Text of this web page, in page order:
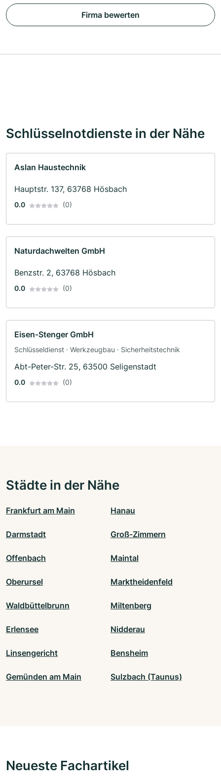
Firma bewerten
Schlüsselnotdienste in der Nähe
Aslan Haustechnik
Hauptstr. 137, 63768 Hösbach
0.0 (0)
Naturdachwelten GmbH
Benzstr. 2, 63768 Hösbach
0.0 (0)
Eisen-Stenger GmbH
Schlüsseldienst · Werkzeugbau · Sicherheitstechnik
Abt-Peter-Str. 25, 63500 Seligenstadt
0.0 (0)
Städte in der Nähe
Frankfurt am Main Hanau
Darmstadt Groß-Zimmern
Offenbach Maintal
Oberursel Marktheidenfeld
Waldbüttelbrunn Miltenberg
Erlensee Nidderau
Linsengericht Bensheim
Gemünden am Main Sulzbach (Taunus)
Neueste Fachartikel